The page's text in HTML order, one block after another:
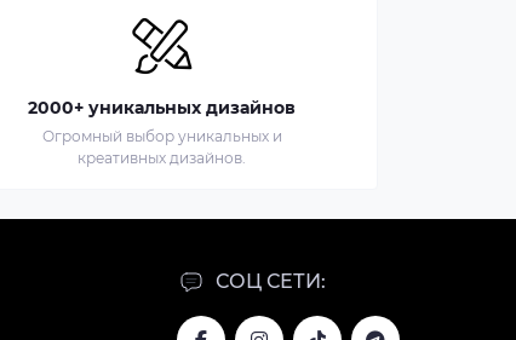
2000+ уникальных дизайнов
Огромный выбор уникальных и
креативных дизайнов.
СОЦ СЕТИ: